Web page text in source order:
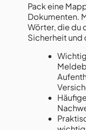
Pack eine
Dokumenten.
Wörter, die du
Sicherheit und